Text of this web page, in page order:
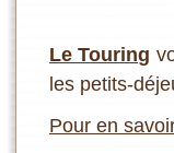
Le Touring
les petits-
Pour en